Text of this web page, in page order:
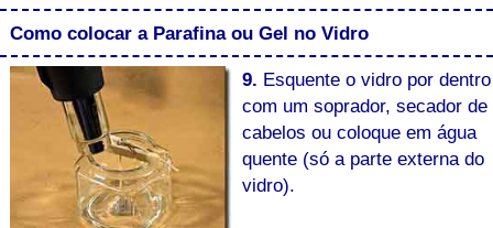
Como colocar a Parafina ou Gel no Vidro
9. Esquente o vidro por dentro
com um soprador, secador de
cabelos ou coloque em água
quente (só a parte externa do
vidro).